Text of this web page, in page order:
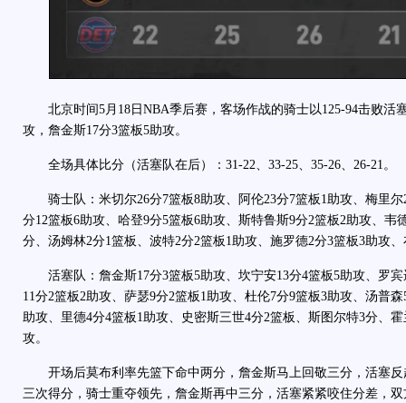
北京时间5月18日NBA季后赛，客场作战的骑士以125-94击败活
攻，詹金斯17分3篮板5助攻。
全场具体比分（活塞队在后）：31-22、33-25、35-26、26-21。
骑士队：米切尔26分7篮板8助攻、阿伦23分7篮板1助攻、梅里尔
分12篮板6助攻、哈登9分5篮板6助攻、斯特鲁斯9分2篮板2助攻、韦
分、汤姆林2分1篮板、波特2分2篮板1助攻、施罗德2分3篮板3助攻
活塞队：詹金斯17分3篮板5助攻、坎宁安13分4篮板5助攻、罗宾
11分2篮板2助攻、萨瑟9分2篮板1助攻、杜伦7分9篮板3助攻、汤普
助攻、里德4分4篮板1助攻、史密斯三世4分2篮板、斯图尔特3分、
攻。
开场后莫布利率先篮下命中两分，詹金斯马上回敬三分，活塞反
三次得分，骑士重夺领先，詹金斯再中三分，活塞紧紧咬住分差，